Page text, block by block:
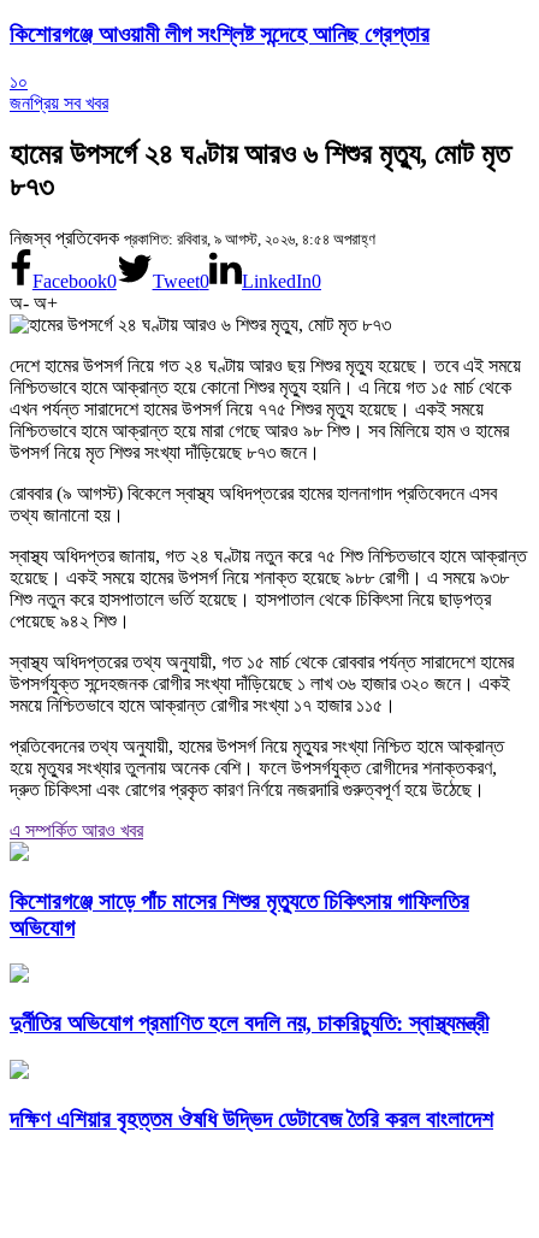
কিশোরগঞ্জে আওয়ামী লীগ সংশ্লিষ্ট সন্দেহে আনিছ গ্রেপ্তার
১০
জনপ্রিয় সব খবর
হামের উপসর্গে ২৪ ঘণ্টায় আরও ৬ শিশুর মৃত্যু, মোট মৃত
৮৭৩
নিজস্ব প্রতিবেদক প্রকাশিত: রবিবার, ৯ আগস্ট, ২০২৬, ৪:৫৪ অপরাহ্ণ
Facebook0 Tweet0 LinkedIn0
অ- অ+
দেশে হামের উপসর্গ নিয়ে গত ২৪ ঘণ্টায় আরও ছয় শিশুর মৃত্যু হয়েছে। তবে এই সময়ে
নিশ্চিতভাবে হামে আক্রান্ত হয়ে কোনো শিশুর মৃত্যু হয়নি। এ নিয়ে গত ১৫ মার্চ থেকে
এখন পর্যন্ত সারাদেশে হামের উপসর্গ নিয়ে ৭৭৫ শিশুর মৃত্যু হয়েছে। একই সময়ে
নিশ্চিতভাবে হামে আক্রান্ত হয়ে মারা গেছে আরও ৯৮ শিশু। সব মিলিয়ে হাম ও হামের
উপসর্গ নিয়ে মৃত শিশুর সংখ্যা দাঁড়িয়েছে ৮৭৩ জনে।
রোববার (৯ আগস্ট) বিকেলে স্বাস্থ্য অধিদপ্তরের হামের হালনাগাদ প্রতিবেদনে এসব
তথ্য জানানো হয়।
স্বাস্থ্য অধিদপ্তর জানায়, গত ২৪ ঘণ্টায় নতুন করে ৭৫ শিশু নিশ্চিতভাবে হামে আক্রান্ত
হয়েছে। একই সময়ে হামের উপসর্গ নিয়ে শনাক্ত হয়েছে ৯৮৮ রোগী। এ সময়ে ৯৩৮
শিশু নতুন করে হাসপাতালে ভর্তি হয়েছে। হাসপাতাল থেকে চিকিৎসা নিয়ে ছাড়পত্র
পেয়েছে ৯৪২ শিশু।
স্বাস্থ্য অধিদপ্তরের তথ্য অনুযায়ী, গত ১৫ মার্চ থেকে রোববার পর্যন্ত সারাদেশে হামের
উপসর্গযুক্ত সন্দেহজনক রোগীর সংখ্যা দাঁড়িয়েছে ১ লাখ ৩৬ হাজার ৩২০ জনে। একই
সময়ে নিশ্চিতভাবে হামে আক্রান্ত রোগীর সংখ্যা ১৭ হাজার ১১৫।
প্রতিবেদনের তথ্য অনুযায়ী, হামের উপসর্গ নিয়ে মৃত্যুর সংখ্যা নিশ্চিত হামে আক্রান্ত
হয়ে মৃত্যুর সংখ্যার তুলনায় অনেক বেশি। ফলে উপসর্গযুক্ত রোগীদের শনাক্তকরণ,
দ্রুত চিকিৎসা এবং রোগের প্রকৃত কারণ নির্ণয়ে নজরদারি গুরুত্বপূর্ণ হয়ে উঠেছে।
এ সম্পর্কিত আরও খবর
কিশোরগঞ্জে সাড়ে পাঁচ মাসের শিশুর মৃত্যুতে চিকিৎসায় গাফিলতির
অভিযোগ
দুর্নীতির অভিযোগ প্রমাণিত হলে বদলি নয়, চাকরিচ্যুতি: স্বাস্থ্যমন্ত্রী
দক্ষিণ এশিয়ার বৃহত্তম ঔষধি উদ্ভিদ ডেটাবেজ তৈরি করল বাংলাদেশ